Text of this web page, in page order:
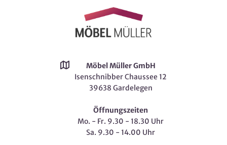
Möbel Müller GmbH
Isenschnibber Chaussee 12
39638 Gardelegen
Öffnungszeiten
Mo. - Fr. 9.30 - 18.30 Uhr
Sa. 9.30 - 14.00 Uhr